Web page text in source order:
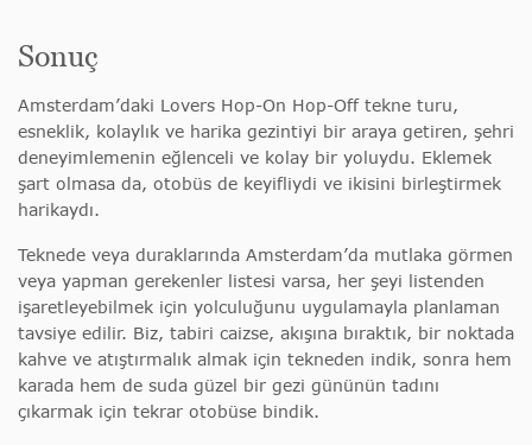
Sonuç
Amsterdam’daki Lovers Hop-On Hop-Off tekne turu,
esneklik, kolaylık ve harika gezintiyi bir araya getiren, şehri
deneyimlemenin eğlenceli ve kolay bir yoluydu. Eklemek
şart olmasa da, otobüs de keyifliydi ve ikisini birleştirmek
harikaydı.
Teknede veya duraklarında Amsterdam’da mutlaka görmen
veya yapman gerekenler listesi varsa, her şeyi listenden
işaretleyebilmek için yolculuğunu uygulamayla planlaman
tavsiye edilir. Biz, tabiri caizse, akışına bıraktık, bir noktada
kahve ve atıştırmalık almak için tekneden indik, sonra hem
karada hem de suda güzel bir gezi gününün tadını
çıkarmak için tekrar otobüse bindik.